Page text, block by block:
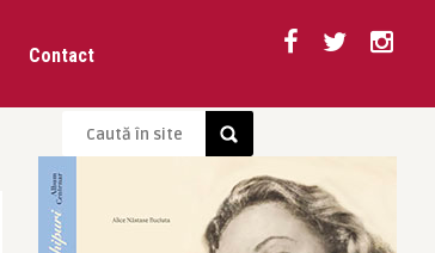
Contact